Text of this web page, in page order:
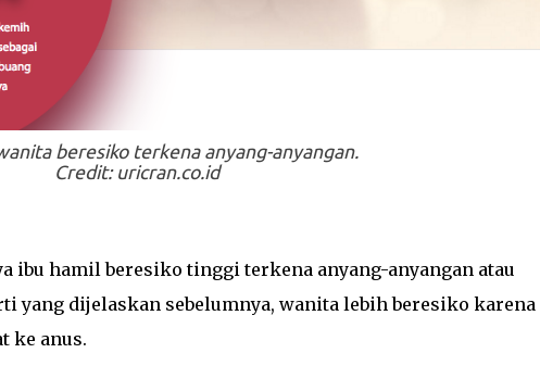
beresiko terkena anyang-anyangan.
Credit: uricran.co.id
ibu hamil beresiko tinggi terkena anyang-anyangan atau
yang dijelaskan sebelumnya, wanita lebih beresiko karena
ke anus.